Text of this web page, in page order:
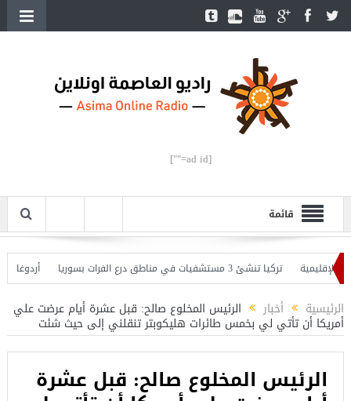
[ad id=""]
قائمة
تركيا تنشئ 3 مستشفيات في مناطق درع الفرات بسوريا
أردوغان
الرئيسية أخبار الرئيس المخلوع صالح: قبل عشرة أيام عرضت علي
أمريكا أن تأتي لي بخمس طائرات هليكوبتر تنقلني إلى حيث شئت
الرئيس المخلوع صالح: قبل عشرة